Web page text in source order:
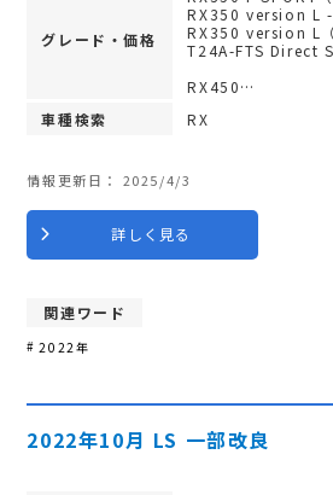
グレード・価格
RX350 version L
RX350 version L
T24A-FTS Direct
RX450…
車種検索
RX
情報更新日： 2025/4/3
詳しく見る
関連ワード
2022年
2022年10月 LS 一部改良